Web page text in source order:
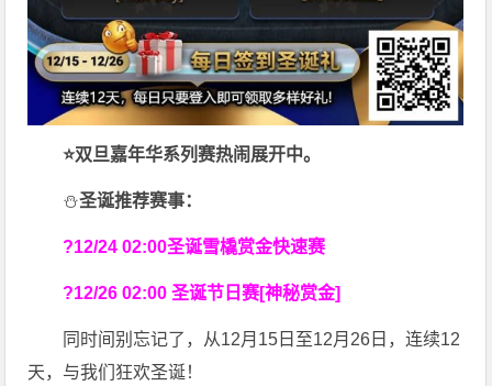
⭐双旦嘉年华系列赛热闹展开中。
⛄圣诞推荐赛事：
?12/24 02:00圣诞雪橇赏金快速赛
?12/26 02:00 圣诞节日赛[神秘赏金]
同时间别忘记了，从12月15日至12月26日，连续12
天，与我们狂欢圣诞！